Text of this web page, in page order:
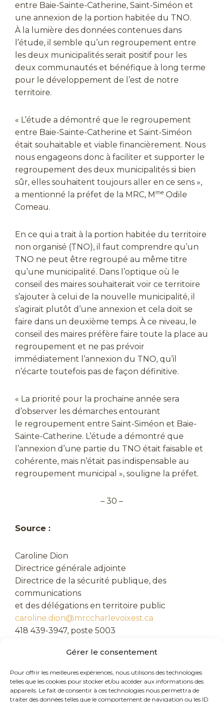
Gérer le consentement
Pour offrir les meilleures expériences, nous utilisons des technologies
telles que les cookies pour stocker et/ou accéder aux informations des
appareils. Le fait de consentir à ces technologies nous permettra de
traiter des données telles que le comportement de navigation ou les ID
entre Baie-Sainte-Catherine, Saint-Siméon et
une annexion de la portion habitée du TNO.
À la lumière des données contenues dans
l’étude, il semble qu’un regroupement entre
les deux municipalités serait positif pour les
deux communautés et bénéfique à long terme
pour le développement de l’est de notre
territoire.
« L’étude a démontré que le regroupement
entre Baie-Sainte-Catherine et Saint-Siméon
était souhaitable et viable financièrement. Nous
nous engageons donc à faciliter et supporter le
regroupement des deux municipalités si bien
sûr, elles souhaitent toujours aller en ce sens »,
a mentionné la préfet de la MRC, M me Odile
Comeau.
En ce qui a trait à la portion habitée du territoire
non organisé (TNO), il faut comprendre qu’un
TNO ne peut être regroupé au même titre
qu’une municipalité. Dans l’optique où le
conseil des maires souhaiterait voir ce territoire
s’ajouter à celui de la nouvelle municipalité, il
s’agirait plutôt d’une annexion et cela doit se
faire dans un deuxième temps. À ce niveau, le
conseil des maires préfère faire toute la place au
regroupement et ne pas prévoir
immédiatement l’annexion du TNO, qu’il
n’écarte toutefois pas de façon définitive.
« La priorité pour la prochaine année sera
d’observer les démarches entourant
le regroupement entre Saint-Siméon et Baie-
Sainte-Catherine. L’étude a démontré que
l’annexion d’une partie du TNO était faisable et
cohérente, mais n’était pas indispensable au
regroupement municipal », souligne la préfet.
– 30 –
Source :
Caroline Dion
Directrice générale adjointe
Directrice de la sécurité publique, des
communications
et des délégations en territoire public
caroline.dion@mrccharlevoixest.ca
418 439-3947, poste 5003